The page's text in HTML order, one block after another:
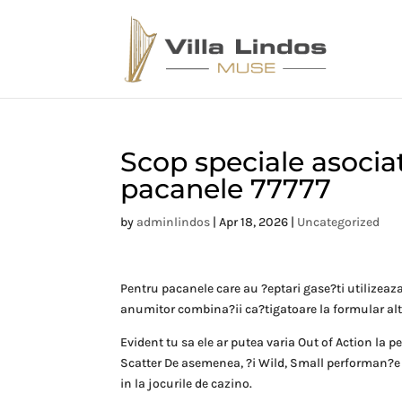
Scop speciale
pacanele 77777
by adminlindos |Apr 18, 2026 | Uncategorized
Pentru pacanele care au ?eptari gase?ti
anumitor combina?ii ca?tigatoare la formular
Evident tu sa ele ar putea varia Out of Action la
Scatter De asemenea, ?i Wild, Small
in la jocurile de cazino.